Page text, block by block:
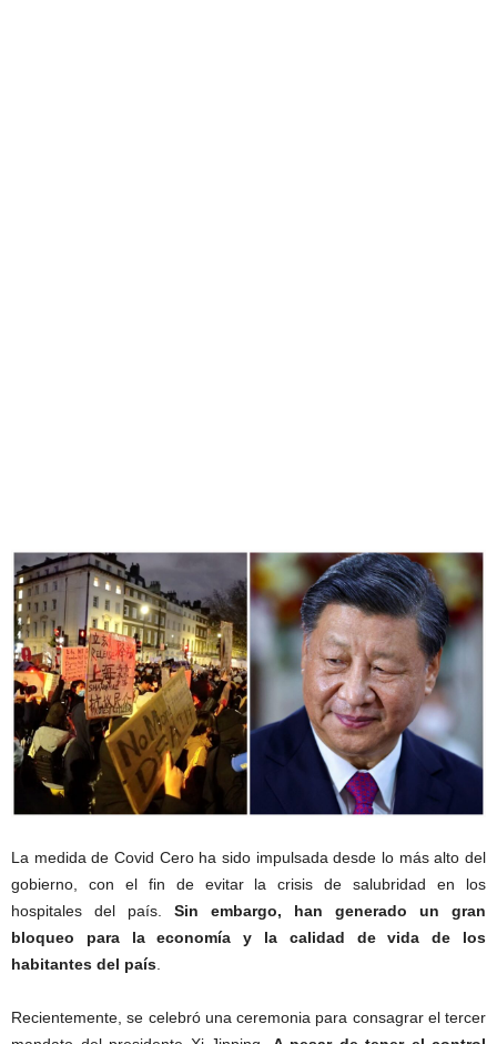
La medida de Covid Cero ha sido impulsada desde lo más alto del
gobierno, con el fin de evitar la crisis de salubridad en los
hospitales del país.
Sin embargo, han generado un gran
bloqueo para la economía y la calidad de vida de los
habitantes del país
Recientemente, se celebró una ceremonia para consagrar el tercer